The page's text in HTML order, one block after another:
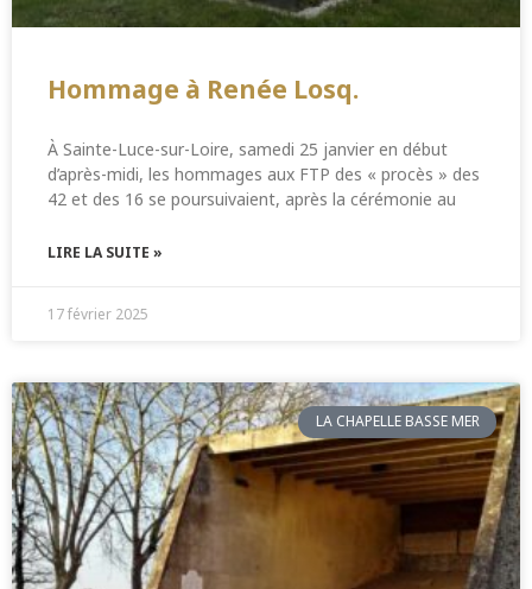
Hommage à Renée Losq.
À Sainte-Luce-sur-Loire, samedi 25 janvier en début
d’après-midi, les hommages aux FTP des « procès » des
42 et des 16 se poursuivaient, après la cérémonie au
LIRE LA SUITE »
17 février 2025
LA CHAPELLE BASSE MER